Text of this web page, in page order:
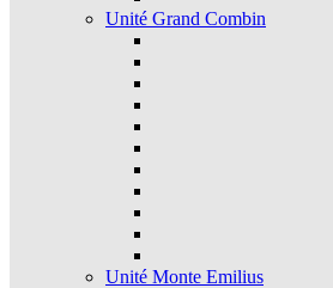
Unité Grand Combin
Unité Monte Emilius